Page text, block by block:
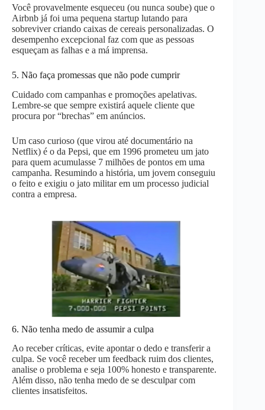
Você provavelmente esqueceu (ou nunca soube) que o
Airbnb já foi uma pequena startup lutando para
sobreviver criando caixas de cereais personalizadas. O
desempenho excepcional faz com que as pessoas
esqueçam as falhas e a má imprensa.
5. Não faça promessas que não pode cumprir
Cuidado com campanhas e promoções apelativas.
Lembre-se que sempre existirá aquele cliente que
procura por “brechas” em anúncios.
Um caso curioso (que virou até documentário na
Netflix) é o da Pepsi, que em 1996 prometeu um jato
para quem acumulasse 7 milhões de pontos em uma
campanha. Resumindo a história, um jovem conseguiu
o feito e exigiu o jato militar em um processo judicial
contra a empresa.
6. Não tenha medo de assumir a culpa
Ao receber críticas, evite apontar o dedo e transferir a
culpa. Se você receber um feedback ruim dos clientes,
analise o problema e seja 100% honesto e transparente.
Além disso, não tenha medo de se desculpar com
clientes insatisfeitos.